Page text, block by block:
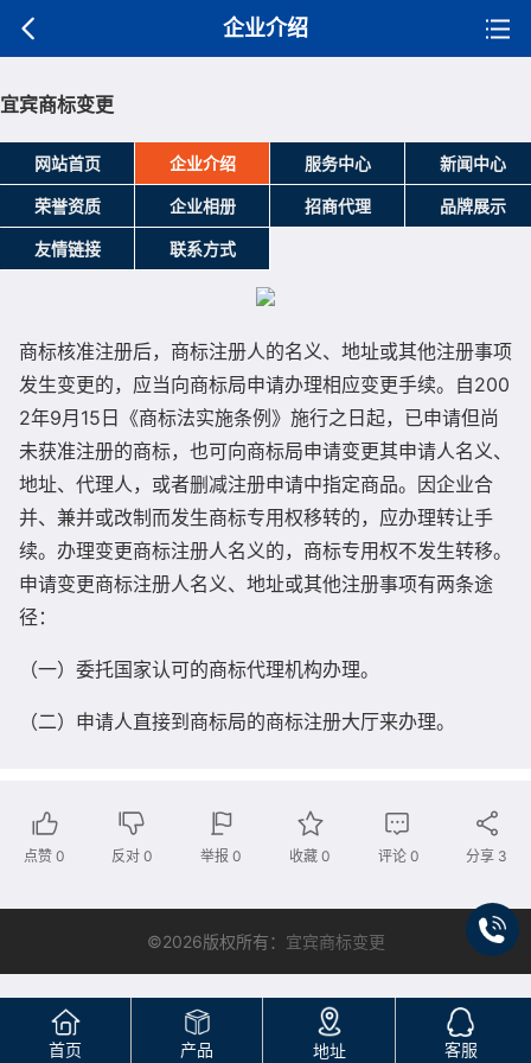
企业介绍
宜宾商标变更
网站首页 企业介绍 服务中心 新闻中心
荣誉资质 企业相册 招商代理 品牌展示
友情链接 联系方式
商标核准注册后，商标注册人的名义、地址或其他注册事项
发生变更的，应当向商标局申请办理相应变更手续。自200
2年9月15日《商标法实施条例》施行之日起，已申请但尚
未获准注册的商标，也可向商标局申请变更其申请人名义、
地址、代理人，或者删减注册申请中指定商品。因企业合
并、兼并或改制而发生商标专用权移转的，应办理转让手
续。办理变更商标注册人名义的，商标专用权不发生转移。
申请变更商标注册人名义、地址或其他注册事项有两条途
径：
（一）委托国家认可的商标代理机构办理。
（二）申请人直接到商标局的商标注册大厅来办理。
点赞 0 反对0 举报 0 收藏 0 评论 0 分享 3
©2026版权所有： 宜宾商标变更
首页 产品 地址 客服